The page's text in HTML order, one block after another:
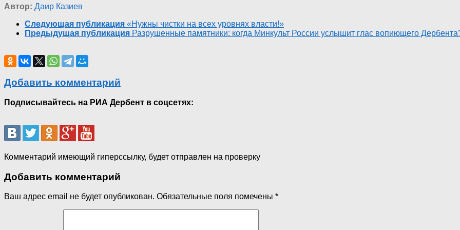
Автор: Даир Казиев
Следующая публикация «Нужны чистки на всех уровнях власти!»
Предыдущая публикация Разрушенные памятники: когда Минкульт России услышит глас вопиющего
Добавить комментарий
Подписывайтесь на РИА Дербент в соцсетях:
Комментарий имеющий гиперссылку, будет отправлен на проверку
Добавить комментарий
Ваш адрес email не будет опубликован. Обязательные поля помечены *